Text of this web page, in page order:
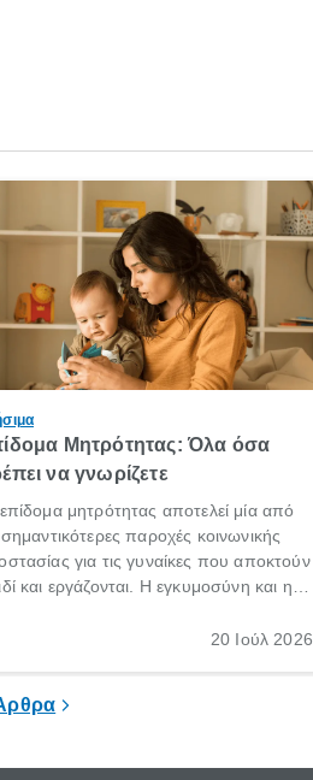
Μητρότητας: Όλα όσα
να γνωρίζετε
μητρότητας αποτελεί μία από
σημαντικότερες παροχές κοινωνικής
για τις γυναίκες που αποκτούν
και εργάζονται. Η εγκυμοσύνη και η
περίοδος στη ζωή κάθε20 Ιούλ 2026